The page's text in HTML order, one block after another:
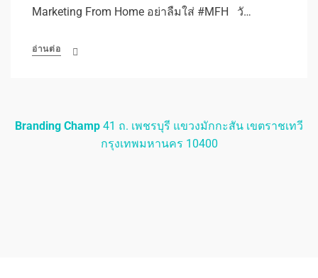
Marketing From Home อย่าลืมใส่ #MFH วั…
อ่านต่อ
Branding Champ 41 ถ. เพชรบุรี แขวงมักกะสัน เขตราชเทวี
กรุงเทพมหานคร 10400